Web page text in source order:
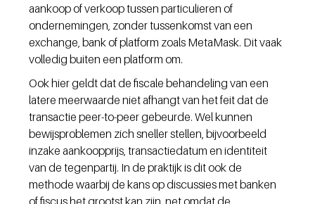
aankoop of verkoop tussen particulieren of
ondernemingen, zonder tussenkomst van een
exchange, bank of platform zoals MetaMask. Dit vaak
volledig buiten een platform om.
Ook hier geldt dat de fiscale behandeling van een
latere meerwaarde niet afhangt van het feit dat de
transactie peer-to-peer gebeurde. Wel kunnen
bewijsproblemen zich sneller stellen, bijvoorbeeld
inzake aankoopprijs, transactiedatum en identiteit
van de tegenpartij. In de praktijk is dit ook de
methode waarbij de kans op discussies met banken
of fiscus het grootst kan zijn, net omdat de